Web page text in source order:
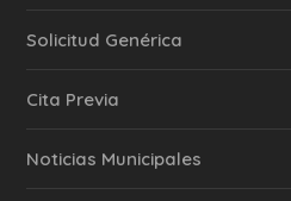
Solicitud Genérica
Cita Previa
‎Noticias Municipales